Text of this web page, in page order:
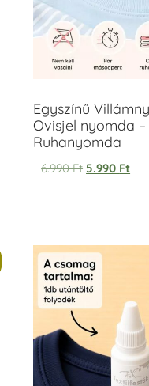
Egyszínű
Ovisjel nyomda
Ruhanyomda
6.990Ft 5.990 Ft